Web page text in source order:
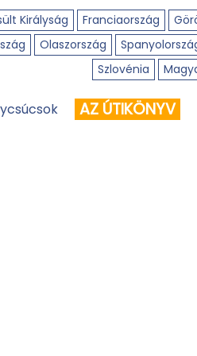
Királyság Franciaország
Olaszország
Szlovénia
AZ ÚTIKÖNYV